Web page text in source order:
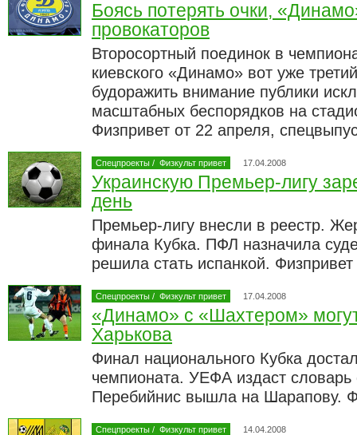
Боясь потерять очки,
провокаторов
Второсортный поединок в
киевского «Динамо» вот уже
будоражить внимание публики
масштабных беспорядков на
Физпривет от 22 апреля,
Спецпроекты / Физкульт привет 17.04.2008
Украинскую Премьер-лигу
день
Премьер-лигу внесли в реестр.
финала Кубка. ПФЛ назначила
решила стать испанкой.
Спецпроекты / Физкульт привет 17.04.2008
«Динамо» с «Шахтером»
Харькова
Финал национального Кубка
чемпионата. УЕФА издаст
Перебийнис вышла на Шарапову.
Спецпроекты / Физкульт привет 14.04.2008